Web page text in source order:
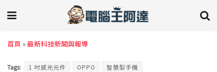
首頁 »最新科技新聞與報導
Tags: 1 吋感光元件 OPPO 智慧型手機